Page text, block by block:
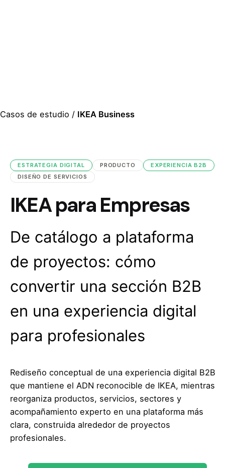
Casos de estudio / IKEA Business
ESTRATEGIA DIGITAL PRODUCTO
EXPERIENCIA B2B
DISEÑO DE SERVICIOS
IKEA para Empresas
De catálogo a plataforma
de proyectos: cómo
convertir una sección B2B
en una experiencia digital
para profesionales
Rediseño conceptual de una experiencia digital B2B
que mantiene el ADN reconocible de IKEA, mientras
reorganiza productos, servicios, sectores y
acompañamiento experto en una plataforma más
clara, construida alrededor de proyectos
profesionales.